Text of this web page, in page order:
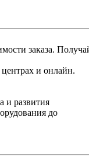
заказа.
и онлайн.
и развития
до